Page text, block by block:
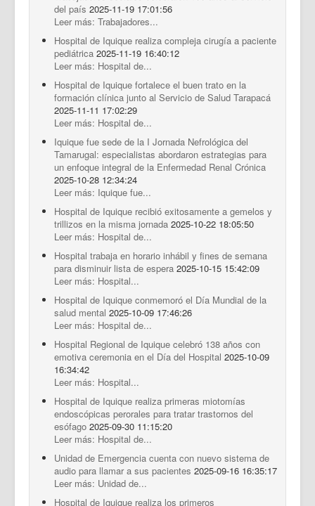
del país 2025-11-19 17:01:56
Leer más: Trabajadores...
Hospital de Iquique realiza compleja cirugía a paciente
pediátrica 2025-11-19 16:40:12
Leer más: Hospital de...
Hospital de Iquique fortalece el buen trato en la
formación clínica junto al Servicio de Salud Tarapacá
2025-11-11 17:02:29
Leer más: Hospital de...
Iquique fue sede de la I Jornada Nefrológica del
Tamarugal: especialistas abordaron estrategias para
un enfoque integral de la Enfermedad Renal Crónica
2025-10-28 12:34:24
Leer más: Iquique fue...
Hospital de Iquique recibió exitosamente a gemelos y
trillizos en la misma jornada 2025-10-22 18:05:50
Leer más: Hospital de...
Hospital trabaja en horario inhábil y fines de semana
para disminuir lista de espera 2025-10-15 15:42:09
Leer más: Hospital...
Hospital de Iquique conmemoró el Día Mundial de la
salud mental 2025-10-09 17:46:26
Leer más: Hospital de...
Hospital Regional de Iquique celebró 138 años con
emotiva ceremonia en el Día del Hospital 2025-10-09
16:34:42
Leer más: Hospital...
Hospital de Iquique realiza primeras miotomías
endoscópicas perorales para tratar trastornos del
esófago 2025-09-30 11:15:20
Leer más: Hospital de...
Unidad de Emergencia cuenta con nuevo sistema de
audio para llamar a sus pacientes 2025-09-16 16:35:17
Leer más: Unidad de...
Hospital de Iquique realiza los primeros